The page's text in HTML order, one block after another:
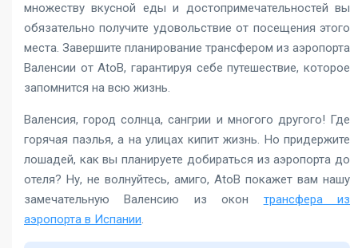
множеству вкусной еды и достопримечательностей вы
обязательно получите удовольствие от посещения этого
места. Завершите планирование трансфером из аэропорта
Валенсии от AtoB, гарантируя себе путешествие, которое
запомнится на всю жизнь.
Валенсия, город солнца, сангрии и многого другого! Где
горячая паэлья, а на улицах кипит жизнь. Но придержите
лошадей, как вы планируете добираться из аэропорта до
отеля? Ну, не волнуйтесь, амиго, AtoB покажет вам нашу
замечательную Валенсию из окон трансфера из
аэропорта в Испании.